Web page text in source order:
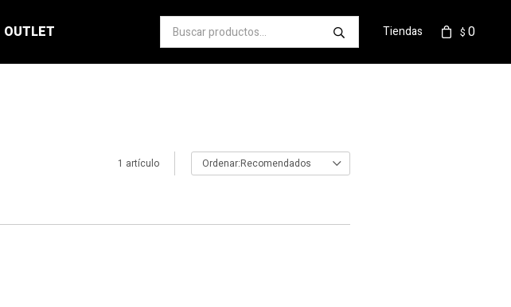
OUTLET $ 0
Tiendas
1 artículo Recomendados